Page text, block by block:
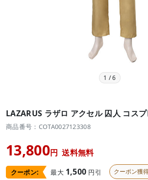
1 /6
LAZARUS ラザロ アクセル 囚人 コス
商品番号：COTA0027123308
13,800円 送料無料
クーポン: 最大 1,500 円引 クーポン獲